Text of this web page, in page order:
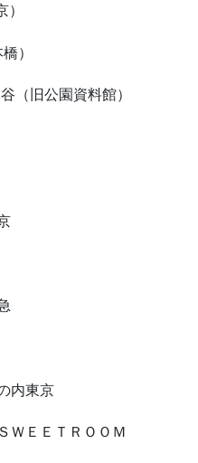
）
（旧公園資料館）
内東京
ＷＥＥＴＲＯＯＭ